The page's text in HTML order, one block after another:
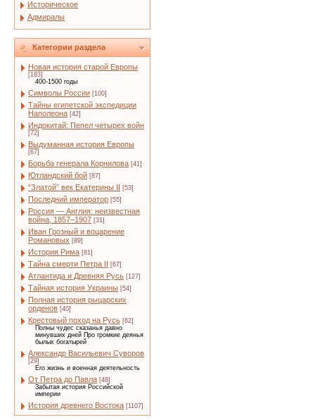
Историческое
Адмиралы
Категории раздела
Новая история старой Европы
[183]
400-1500 годы
Символы России [100]
Тайны египетской экспедиции
Наполеона [42]
Индокитай: Пепел четырех войн
[72]
Выдуманная история Европы
[67]
Борьба генерала Корнилова [41]
Ютландский бой [87]
“Златой” век Екатерины II [53]
Последний император [55]
Россия — Англия: неизвестная
война, 1857–1907 [31]
Иван Грозный и воцарение
Романовых [89]
История Рима [81]
Тайна смерти Петра II [67]
Атлантида и Древняя Русь [127]
Тайная история Украины [54]
Полная история рыцарских
орденов [40]
Крестовый поход на Русь [62]
Полны чудес сказанья давно
минувших дней Про громкие деянья
былых богатырей
Александр Васильевич Суворов
[29]
Его жизнь и военная деятельность
От Петра до Павла [48]
Забытая история Российской
империи
История древнего Востока [1107]